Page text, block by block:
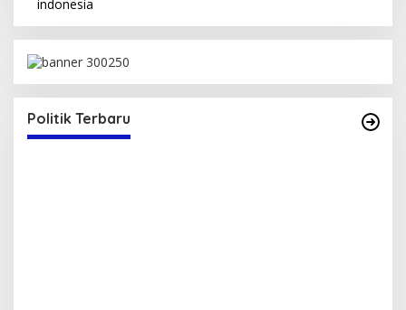
Politik Terbaru
NTB
Di Berita, Politik |